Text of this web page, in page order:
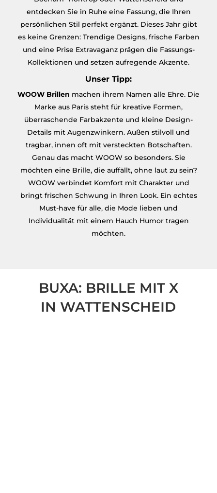
entdecken Sie in Ruhe eine Fassung, die Ihren
persönlichen Stil perfekt ergänzt. Dieses Jahr gibt
es keine Grenzen: Trendige Designs, frische Farben
und eine Prise Extravaganz prägen die Fassungs-
Kollektionen und setzen aufregende Akzente.
Unser Tipp:
WOOW Brillen machen ihrem Namen alle Ehre. Die
Marke aus Paris steht für kreative Formen,
überraschende Farbakzente und kleine Design-
Details mit Augenzwinkern. Außen stilvoll und
tragbar, innen oft mit versteckten Botschaften.
Genau das macht WOOW so besonders. Sie
möchten eine Brille, die auffällt, ohne laut zu sein?
WOOW verbindet Komfort mit Charakter und
bringt frischen Schwung in Ihren Look. Ein echtes
Must-have für alle, die Mode lieben und
Individualität mit einem Hauch Humor tragen
möchten.
BUXA: BRILLE MIT X
IN WATTENSCHEID